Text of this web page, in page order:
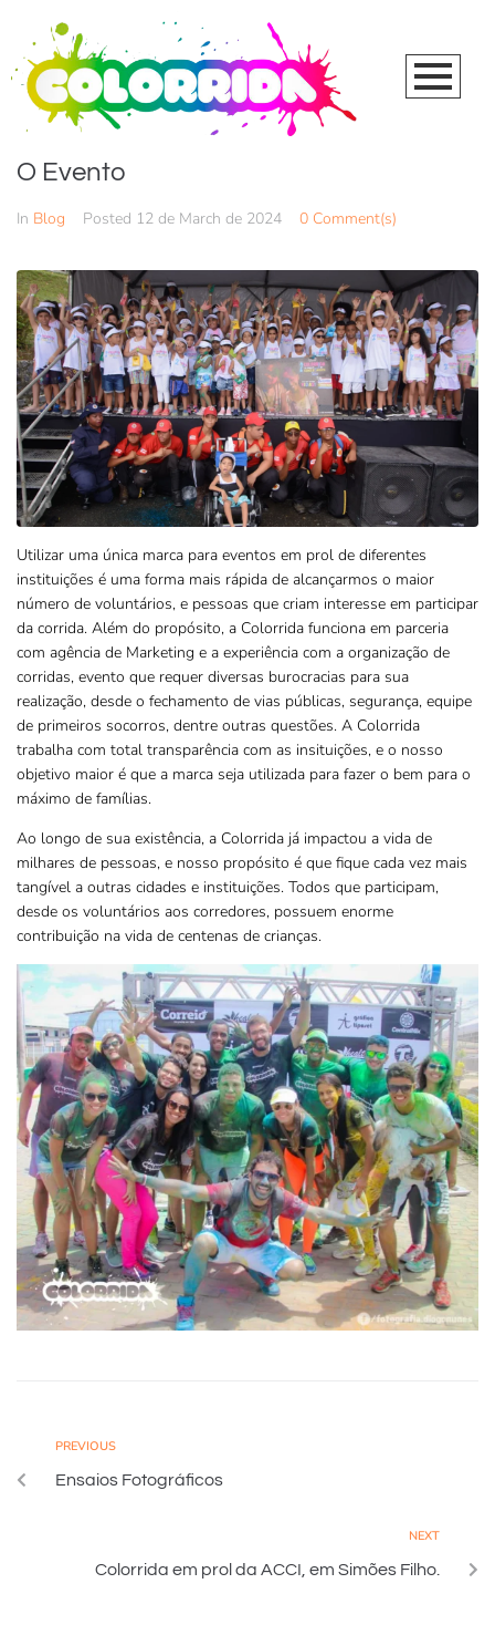
O Evento
In Blog Posted 12 de March de 2024 0 Comment(s)
Utilizar uma única marca para eventos em prol de diferentes
instituições é uma forma mais rápida de alcançarmos o maior
número de voluntários, e pessoas que criam interesse em participar
da corrida. Além do propósito, a Colorrida funciona em parceria
com agência de Marketing e a experiência com a organização de
corridas, evento que requer diversas burocracias para sua
realização, desde o fechamento de vias públicas, segurança, equipe
de primeiros socorros, dentre outras questões. A Colorrida
trabalha com total transparência com as insituições, e o nosso
objetivo maior é que a marca seja utilizada para fazer o bem para o
máximo de famílias.
Ao longo de sua existência, a Colorrida já impactou a vida de
milhares de pessoas, e nosso propósito é que fique cada vez mais
tangível a outras cidades e instituições. Todos que participam,
desde os voluntários aos corredores, possuem enorme
contribuição na vida de centenas de crianças.
PREVIOUS
Ensaios Fotográficos
NEXT
Colorrida em prol da ACCI, em Simões Filho.